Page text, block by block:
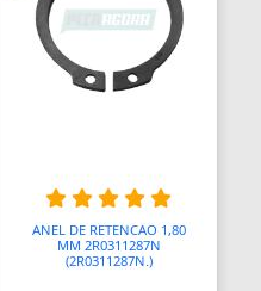
ANEL DE RETENCAO 1,80
MM 2R0311287N
(2R0311287N.)